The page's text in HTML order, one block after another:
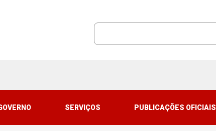
SERVIÇOS PUBLICAÇÕES OFICIAIS